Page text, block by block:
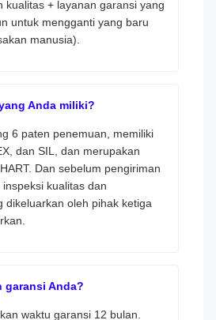
kualitas + layanan garansi yang
untuk mengganti yang baru
manusia).
Anda miliki?
6 paten penemuan, memiliki
dan SIL, dan merupakan
Dan sebelum pengiriman
kualitas dan
dikeluarkan oleh pihak ketiga
garansi Anda?
waktu garansi 12 bulan.